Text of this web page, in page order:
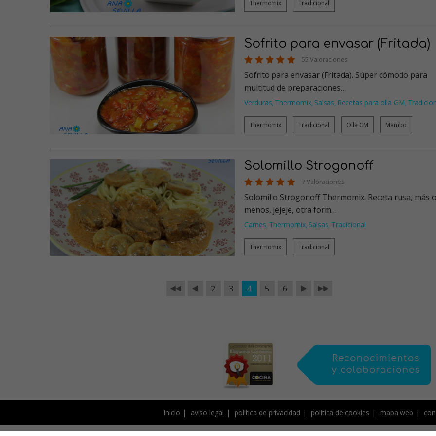
Thermomix Tradicional
Sofrito para envasar (Fritada)
55 Valoraciones
Sofrito para envasar (Fritada). Súper cómodo para
multitud de preparaciones…
Verduras, Thermomix, Salsas, Recetas para olla GM,
Thermomix Tradicional Olla GM Mambo
Solomillo Strogonoff
7 Valoraciones
Solomillo Strogonoff Thermomix. Receta rusa, más o
menos, jejeje, otra form…
Carnes, Thermomix, Salsas, Tradicional
Thermomix Tradicional
2 3 4 5 6
Inicio aviso legal política de privacidad política de cookies mapa web